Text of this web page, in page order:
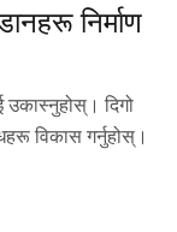
निर्माण
उकास्नुहोस्। दिगो
विकास गर्नुहोस्।